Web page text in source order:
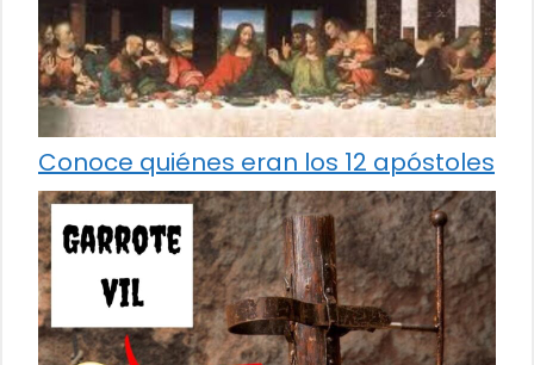
Conoce quiénes eran los 12 apóstoles